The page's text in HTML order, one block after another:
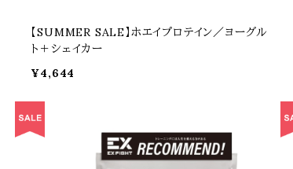
【SUMMER SALE】ホエイプロテイン／ヨーグル
ト＋シェイカー
¥4,644